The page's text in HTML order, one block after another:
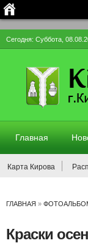
Сегодня: Суббота,
Главная
Карта Кирова
ГЛАВНАЯ »
Краски